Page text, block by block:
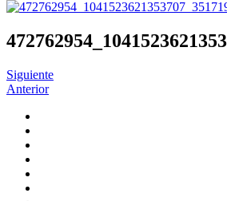
Siguiente
Anterior